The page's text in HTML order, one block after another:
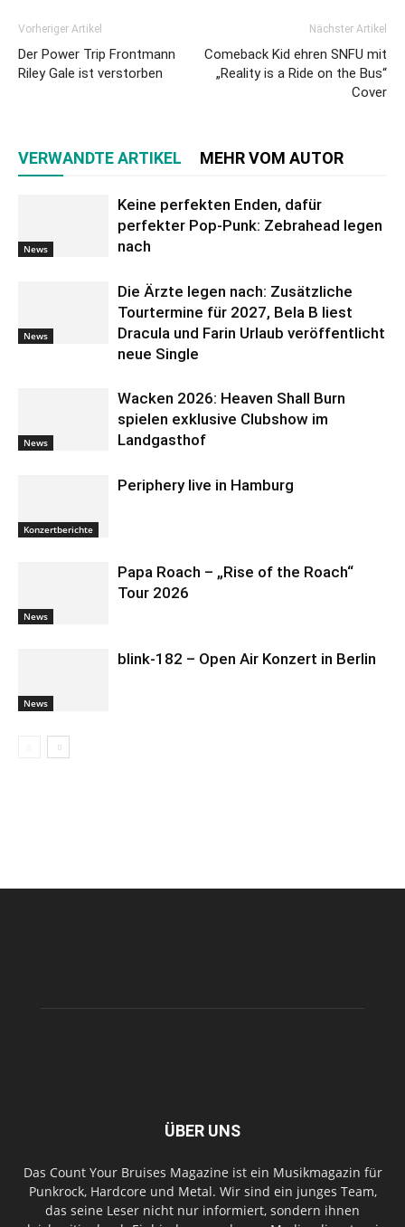
Vorheriger Artikel
Der Power Trip Frontmann
Riley Gale ist verstorben
Nächster Artikel
Comeback Kid ehren SNFU mit
„Reality is a Ride on the Bus“
Cover
VERWANDTE ARTIKEL MEHR VOM AUTOR
News
Keine perfekten Enden, dafür
perfekter Pop-Punk: Zebrahead legen
nach
News
Die Ärzte legen nach: Zusätzliche
Tourtermine für 2027, Bela B liest
Dracula und Farin Urlaub veröffentlicht
neue Single
News
Wacken 2026: Heaven Shall Burn
spielen exklusive Clubshow im
Landgasthof
Konzertberichte
Periphery live in Hamburg
News
Papa Roach – „Rise of the Roach“
Tour 2026
News
blink-182 – Open Air Konzert in Berlin
ÜBER UNS
Das Count Your Bruises Magazine ist ein Musikmagazin für
Punkrock, Hardcore und Metal. Wir sind ein junges Team,
das seine Leser nicht nur informiert, sondern ihnen